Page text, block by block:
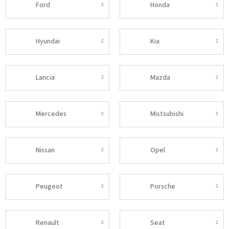
Ford Honda
Hyundai Kia
Lancia Mazda
Mercedes Mistsubishi
Nissan Opel
Peugeot Porsche
Renault Seat